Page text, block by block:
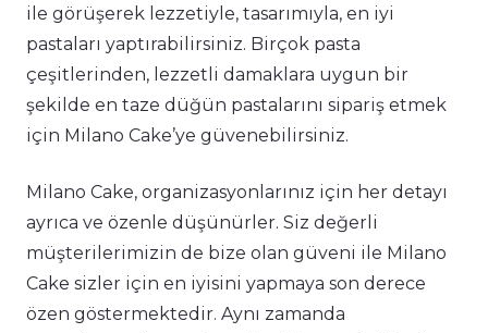
ile görüşerek lezzetiyle, tasarımıyla, en iyi
pastaları yaptırabilirsiniz. Birçok pasta
çeşitlerinden, lezzetli damaklara uygun bir
şekilde en taze düğün pastalarını sipariş etmek
için Milano Cake’ye güvenebilirsiniz.
Milano Cake, organizasyonlarınız için her detayı
ayrıca ve özenle düşünürler. Siz değerli
müşterilerimizin de bize olan güveni ile Milano
Cake sizler için en iyisini yapmaya son derece
özen göstermektedir. Aynı zamanda